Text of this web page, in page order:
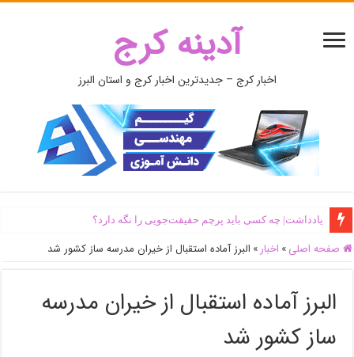
آدینه کرج
اخبار کرج – جدیدترین اخبار کرج و استان البرز
یادداشت| ‌چه کسی باید پرچم حقیقت‌جویی را نگه دارد؟
صفحه اصلی » اخبار » البرز آماده استقبال از خیران مدرسه ساز کشور شد
البرز آماده استقبال از خیران مدرسه
ساز کشور شد